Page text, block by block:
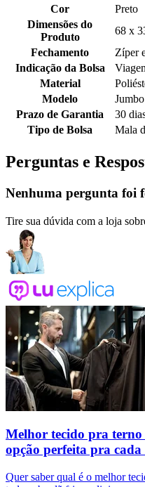
Cor
Preto
Dimensões do
Produto
68 x
Fechamento
Zíper
Indicação da Bolsa
Material
Modelo
Jumbo
Prazo de Garantia
30
Tipo de Bolsa
Mala
Perguntas e
Nenhuma pergunta foi
Tire sua dúvida com a loja
Melhor tecido pra terno
opção perfeita pra cada
Quer saber qual é o melhor